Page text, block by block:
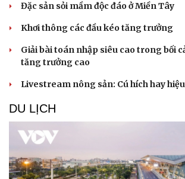
Đặc sản sỏi mầm độc đáo ở Miền Tây
Khơi thông các đầu kéo tăng trưởng
Giải bài toán nhập siêu cao trong bối
tăng trưởng cao
Livestream nông sản: Cú hích hay
DU LỊCH